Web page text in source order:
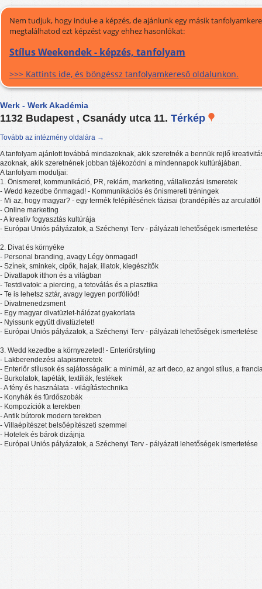
Nem tudjuk, hogy indul-e a képzés, de ajánlunk egy másik
megtalálhatod ezt képzést vagy ehhez hasonlókat:
Stílus Weekendek - képzés, tanfolyam
>>> Kattints ide, és böngéssz tanfolyamkereső oldalunkon.
Werk - Werk Akadémia
1132 Budapest , Csanády utca 11. Térkép
Tovább az intézmény oldalára →
A tanfolyam ajánlott továbbá mindazoknak, akik szeretnék a bennük rejlő
azoknak, akik szeretnének jobban tájékozódni a mindennapok kultúrájában.
A tanfolyam moduljai:
1. Önismeret, kommunikáció, PR, reklám, marketing, vállalkozási ismeretek
- Wedd kezedbe önmagad! - Kommunikációs és önismereti tréningek
- Mi az, hogy magyar? - egy termék felépítésének fázisai (brandépítés az
- Online marketing
- A kreatív fogyasztás kultúrája
- Európai Uniós pályázatok, a Széchenyi Terv - pályázati lehetőségek ismertetése
2. Divat és környéke
- Personal branding, avagy Légy önmagad!
- Színek, sminkek, cipők, hajak, illatok, kiegészítők
- Divatlapok itthon és a világban
- Testdivatok: a piercing, a tetoválás és a plasztika
- Te is lehetsz sztár, avagy legyen portfóliód!
- Divatmenedzsment
- Egy magyar divatüzlet-hálózat gyakorlata
- Nyissunk együtt divatüzletet!
- Európai Uniós pályázatok, a Széchenyi Terv - pályázati lehetőségek ismertetése
3. Wedd kezedbe a környezeted! - Enteriőrstyling
- Lakberendezési alapismeretek
- Enteriőr stílusok és sajátosságaik: a minimál, az art deco, az angol stílus, a
- Burkolatok, tapéták, textíliák, festékek
- A fény és használata - világítástechnika
- Konyhák és fürdőszobák
- Kompozíciók a terekben
- Antik bútorok modern terekben
- Villaépítészet belsőépítészeti szemmel
- Hotelek és bárok dizájnja
- Európai Uniós pályázatok, a Széchenyi Terv - pályázati lehetőségek ismertetése